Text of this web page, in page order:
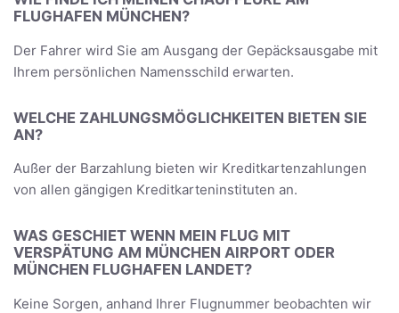
FLUGHAFEN MÜNCHEN?
Der Fahrer wird Sie am Ausgang der Gepäcksausgabe mit
Ihrem persönlichen Namensschild erwarten.
WELCHE ZAHLUNGSMÖGLICHKEITEN BIETEN SIE
AN?
Außer der Barzahlung bieten wir Kreditkartenzahlungen
von allen gängigen Kreditkarteninstituten an.
WAS GESCHIET WENN MEIN FLUG MIT
VERSPÄTUNG AM MÜNCHEN AIRPORT ODER
MÜNCHEN FLUGHAFEN LANDET?
Keine Sorgen, anhand Ihrer Flugnummer beobachten wir